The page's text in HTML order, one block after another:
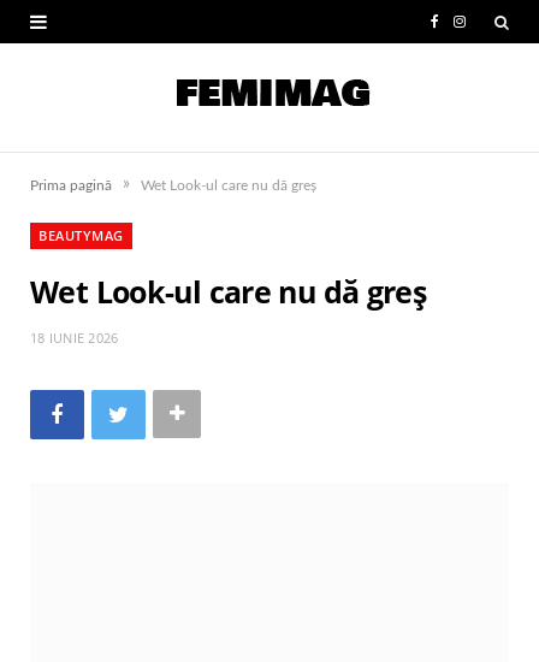
e
I
t
Prima pagină » Wet Look-ul care nu dă greș
BEAUTYMAG
Wet Look-ul care nu dă greș
18 IUNIE 2026